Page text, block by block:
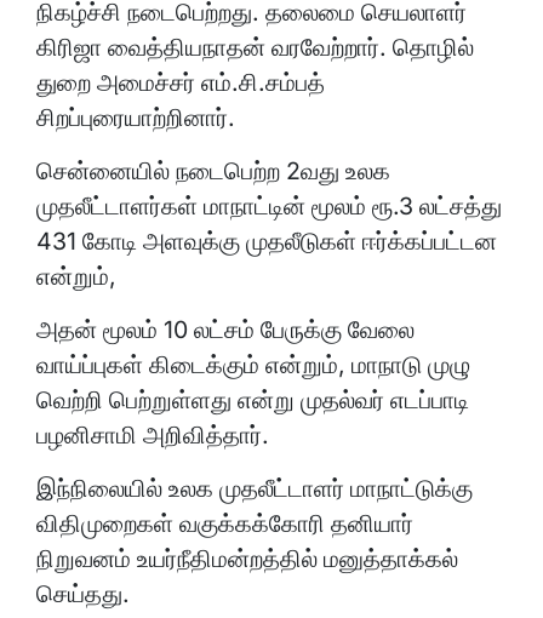
நிகழ்ச்சி நடைபெற்றது. தலைமை செயலாளர்
கிரிஜா வைத்தியநாதன் வரவேற்றார். தொழில்
துறை அமைச்சர் எம்.சி.சம்பத்
சிறப்புரையாற்றினார்.
சென்னையில் நடைபெற்ற 2வது உலக
முதலீட்டாளர்கள் மாநாட்டின் மூலம் ரூ.3 லட்சத்து
431 கோடி அளவுக்கு முதலீடுகள் ஈர்க்கப்பட்டன
என்றும்,
அதன் மூலம் 10 லட்சம் பேருக்கு வேலை
வாய்ப்புகள் கிடைக்கும் என்றும், மாநாடு முழு
வெற்றி பெற்றுள்ளது என்று முதல்வர் எடப்பாடி
பழனிசாமி அறிவித்தார்.
இந்நிலையில் உலக முதலீட்டாளர் மாநாட்டுக்கு
விதிமுறைகள் வகுக்கக்கோரி தனியார்
நிறுவனம் உயர்நீதிமன்றத்தில் மனுத்தாக்கல்
செய்தது.